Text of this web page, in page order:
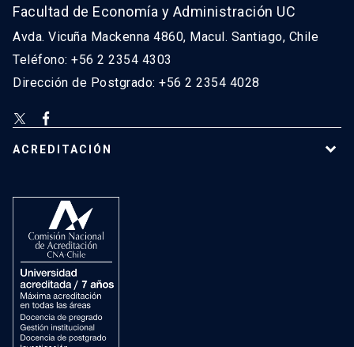
Facultad de Economía y Administración UC
Avda. Vicuña Mackenna 4860, Macul. Santiago, Chile
Teléfono: +56 2 2354 4303
Dirección de Postgrado: +56 2 2354 4028
ACREDITACIÓN